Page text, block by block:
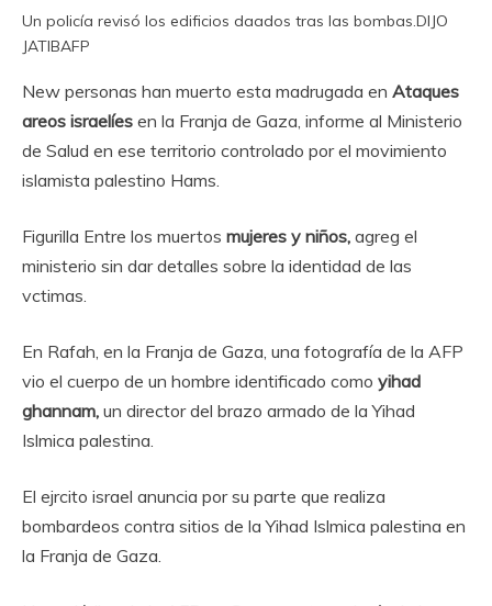
Un policía revisó los edificios daados tras las bombas.DIJO
JATIBAFP
New personas han muerto esta madrugada en Ataques
areos israelíes en la Franja de Gaza, informe al Ministerio
de Salud en ese territorio controlado por el movimiento
islamista palestino Hams.
Figurilla Entre los muertos mujeres y niños, agreg el
ministerio sin dar detalles sobre la identidad de las
vctimas.
En Rafah, en la Franja de Gaza, una fotografía de la AFP
vio el cuerpo de un hombre identificado como yihad
ghannam, un director del brazo armado de la Yihad
Islmica palestina.
El ejrcito israel anuncia por su parte que realiza
bombardeos contra sitios de la Yihad Islmica palestina en
la Franja de Gaza.